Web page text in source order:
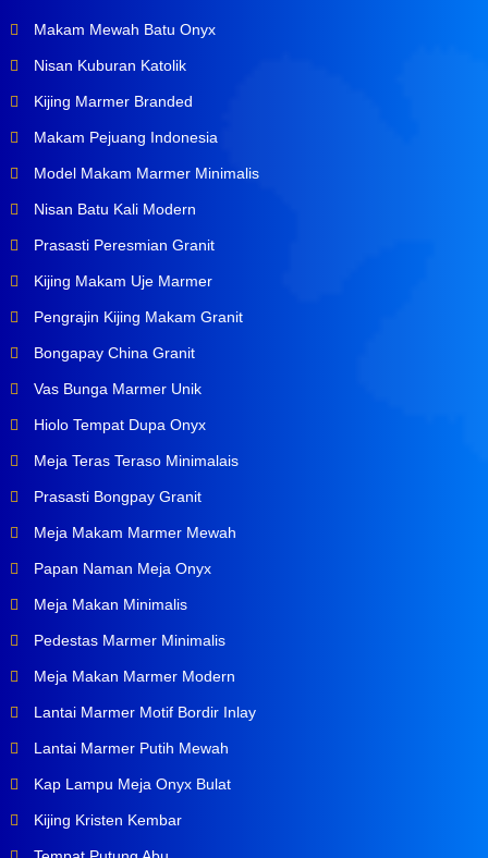
Makam Mewah Batu Onyx
Nisan Kuburan Katolik
Kijing Marmer Branded
Makam Pejuang Indonesia
Model Makam Marmer Minimalis
Nisan Batu Kali Modern
Prasasti Peresmian Granit
Kijing Makam Uje Marmer
Pengrajin Kijing Makam Granit
Bongapay China Granit
Vas Bunga Marmer Unik
Hiolo Tempat Dupa Onyx
Meja Teras Teraso Minimalais
Prasasti Bongpay Granit
Meja Makam Marmer Mewah
Papan Naman Meja Onyx
Meja Makan Minimalis
Pedestas Marmer Minimalis
Meja Makan Marmer Modern
Lantai Marmer Motif Bordir Inlay
Lantai Marmer Putih Mewah
Kap Lampu Meja Onyx Bulat
Kijing Kristen Kembar